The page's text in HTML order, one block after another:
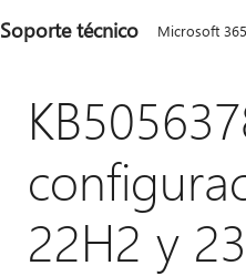
Soporte técnico Microsoft 365
22H2 y